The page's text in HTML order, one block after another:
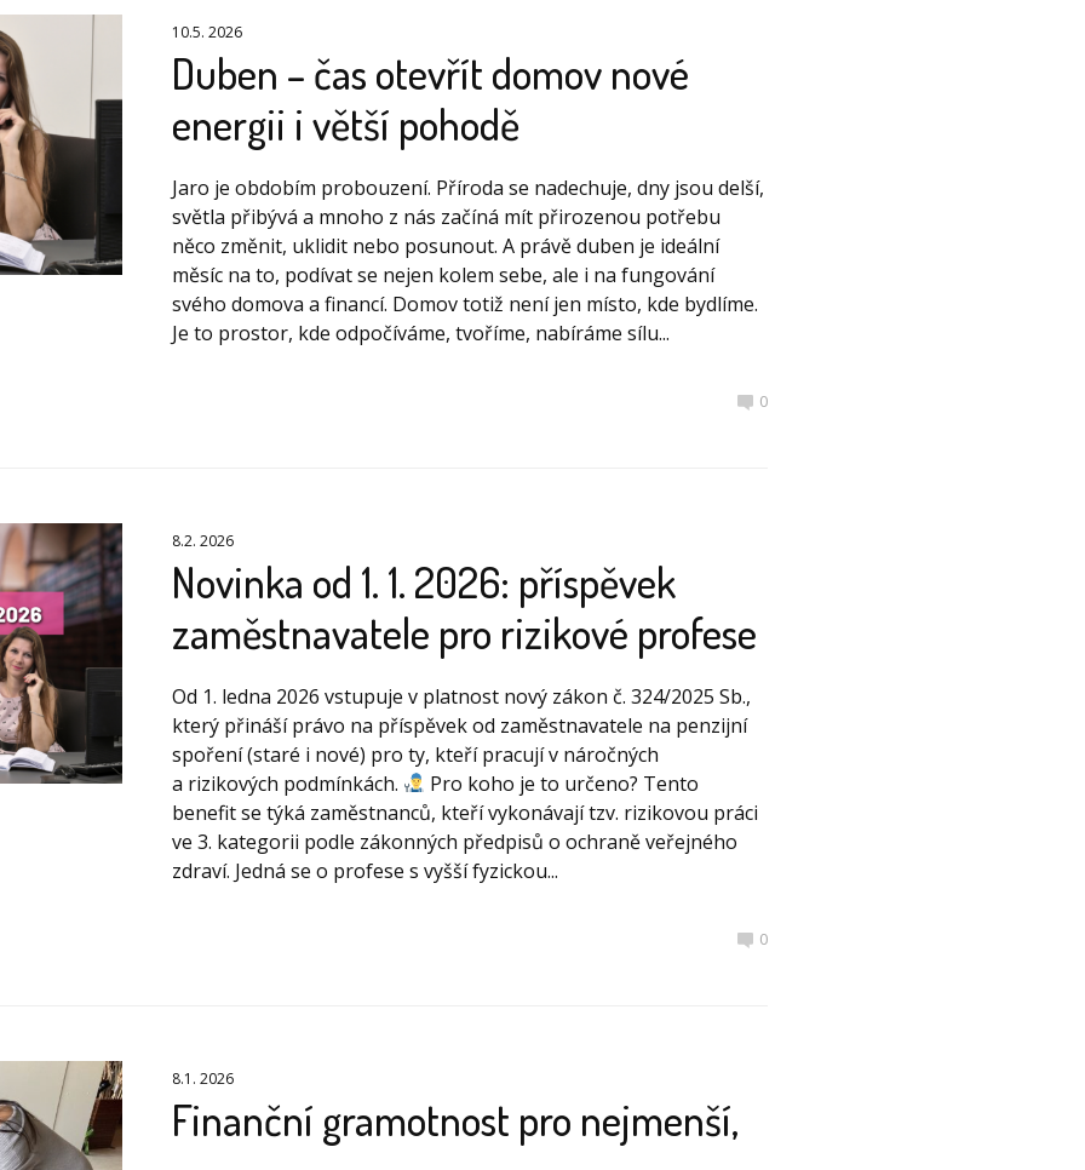
10.5. 2026
Duben – čas otevřít domov nové
energii i větší pohodě
Jaro je obdobím probouzení. Příroda se nadechuje, dny jsou delší,
světla přibývá a mnoho z nás začíná mít přirozenou potřebu
něco změnit, uklidit nebo posunout. A právě duben je ideální
měsíc na to, podívat se nejen kolem sebe, ale i na fungování
svého domova a financí. Domov totiž není jen místo, kde bydlíme.
Je to prostor, kde odpočíváme, tvoříme, nabíráme sílu...
0
8.2. 2026
Novinka od 1. 1. 2026: příspěvek
zaměstnavatele pro rizikové profese
Od 1. ledna 2026 vstupuje v platnost nový zákon č. 324/2025 Sb.,
který přináší právo na příspěvek od zaměstnavatele na penzijní
spoření (staré i nové) pro ty, kteří pracují v náročných
a rizikových podmínkách.
Pro koho je to určeno? Tento
benefit se týká zaměstnanců, kteří vykonávají tzv. rizikovou práci
ve 3. kategorii podle zákonných předpisů o ochraně veřejného
zdraví. Jedná se o profese s vyšší fyzickou...
0
8.1. 2026
Finanční gramotnost pro nejmenší,